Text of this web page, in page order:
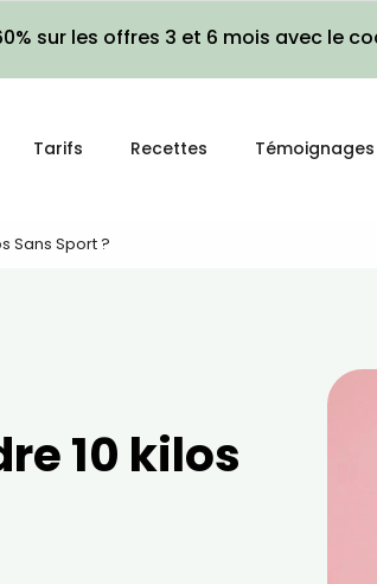
sur les offres 3 et 6 mois avec le
Tarifs Recettes Témoignages
Sans Sport ?
10 kilos